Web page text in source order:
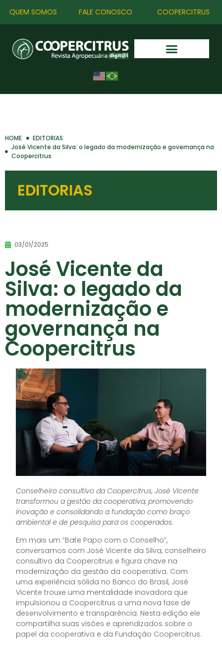
QUEM SOMOS FALE CONOSCO COOPERCITRUS
HOME
EDITORIAS
José Vicente da Silva: o legado da modernização e governança na
Coopercitrus
EDITORIAS
03/01/2025
José Vicente da
Silva: o legado da
modernização e
governança na
Coopercitrus
Conselheiro consultivo da Coopercitrus, José Vicente
transformou a gestão da cooperativa, promovendo
inovação e consolidando a fundação como braço
ambiental e de pesquisa para os cooperados.
Em mais um “Bate Papo com o Conselho”,
conversamos com José Vicente da Silva, conselheiro
consultivo da Coopercitrus e figura chave na
modernização da gestão da cooperativa. Com
uma experiência sólida no Banco do Brasil, José
Vicente trouxe uma mentalidade inovadora que
impulsionou a Coopercitrus a uma nova fase de
desenvolvimento e transparência. Nesta edição ele
compartilha suas visões e aprendizados sobre o
papel da cooperativa e da Fundação Coopercitrus.